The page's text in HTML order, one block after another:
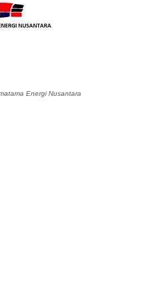
Energi Nusantara